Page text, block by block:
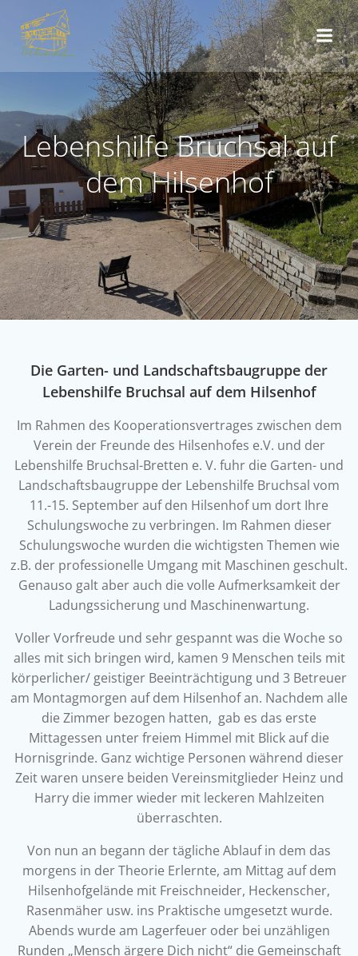
Zum
Inhalt
springen
Lebenshilfe Bruchsal auf
dem Hilsenhof
Die Garten- und Landschaftsbaugruppe der
Lebenshilfe Bruchsal auf dem Hilsenhof
Im Rahmen des Kooperationsvertrages zwischen dem
Verein der Freunde des Hilsenhofes e.V. und der
Lebenshilfe Bruchsal-Bretten e. V. fuhr die Garten- und
Landschaftsbaugruppe der Lebenshilfe Bruchsal vom
11.-15. September auf den Hilsenhof um dort Ihre
Schulungswoche zu verbringen. Im Rahmen dieser
Schulungswoche wurden die wichtigsten Themen wie
z.B. der professionelle Umgang mit Maschinen geschult.
Genauso galt aber auch die volle Aufmerksamkeit der
Ladungssicherung und Maschinenwartung.
Voller Vorfreude und sehr gespannt was die Woche so
alles mit sich bringen wird, kamen 9 Menschen teils mit
körperlicher/ geistiger Beeinträchtigung und 3 Betreuer
am Montagmorgen auf dem Hilsenhof an. Nachdem alle
die Zimmer bezogen hatten, gab es das erste
Mittagessen unter freiem Himmel mit Blick auf die
Hornisgrinde. Ganz wichtige Personen während dieser
Zeit waren unsere beiden Vereinsmitglieder Heinz und
Harry die immer wieder mit leckeren Mahlzeiten
überraschten.
Von nun an begann der tägliche Ablauf in dem das
morgens in der Theorie Erlernte, am Mittag auf dem
Hilsenhofgelände mit Freischneider, Heckenscher,
Rasenmäher usw. ins Praktische umgesetzt wurde.
Abends wurde am Lagerfeuer oder bei unzähligen
Runden „Mensch ärgere Dich nicht“ die Gemeinschaft